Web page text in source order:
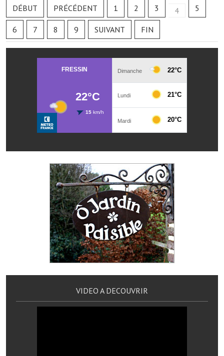
Eaux, assainissement
France services
France Renov
Déchets ménagers, tri sélectif, encombrants
Démarches administratives
Urbanisme
Terrains et maisons à vendre
Etablissements scolaires
Equipements sportifs
Bibliothèque
Commerçants, artisans
Exploitants agricoles
DÉBUT PRÉCÉDENT 1 2 3 4 5
6 7 8 9 SUIVANT FIN
VIDEO A DECOUVRIR